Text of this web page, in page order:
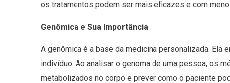
os tratamentos podem ser mais eficazes e com
Genômica e Sua Importância
A genômica é a base da medicina personalizada. Ela
indivíduo. Ao analisar o genoma de uma pessoa, os
metabolizados no corpo e prever como o paciente